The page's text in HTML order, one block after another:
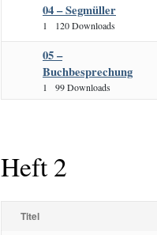
04 – Segmüller
1 120 Downloads
05 –
Buchbesprechung
1 99 Downloads
Heft 2
Titel